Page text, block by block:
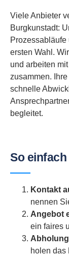
Viele Anbieter
Burgkunstadt:
ersten Wahl.
und arbeiten
zusammen.
schnelle
begleitet.
So
Kontakt
nennen
Angebot
ein faires
holen das